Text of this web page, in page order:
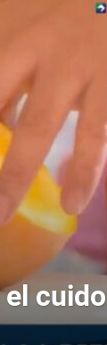
el cuido